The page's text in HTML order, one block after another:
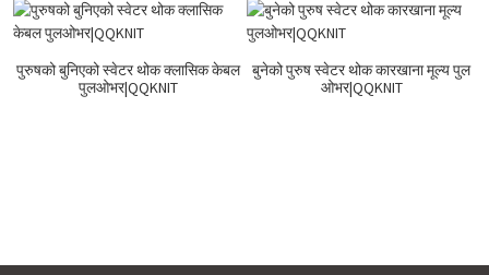
पुरुषको बुनिएको स्वेटर थोक क्लासिक केबल
पुलओभर|QQKNIT
बुनेको पुरुष स्वेटर थोक कारखाना मूल्य पुल
ओभर|QQKNIT